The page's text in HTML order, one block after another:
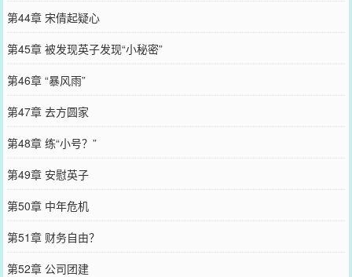
第44章 宋倩起疑心
第45章 被发现英子发现“小秘密”
第46章 “暴风雨”
第47章 去方圆家
第48章 练“小号？”
第49章 安慰英子
第50章 中年危机
第51章 财务自由？
第52章 公司团建